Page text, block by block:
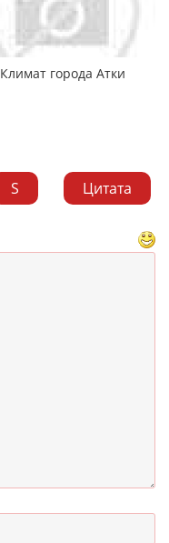
Климат города Атки
S
Цитата